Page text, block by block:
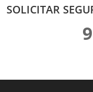
SOLICITAR